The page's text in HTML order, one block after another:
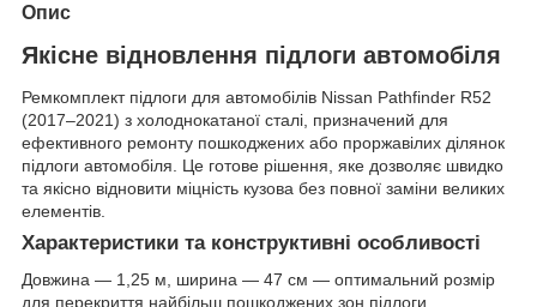
Опис
Якісне відновлення підлоги автомобіля
Ремкомплект підлоги для автомобілів Nissan Pathfinder R52
(2017–2021) з холоднокатаної сталі, призначений для
ефективного ремонту пошкоджених або проржавілих ділянок
підлоги автомобіля. Це готове рішення, яке дозволяє швидко
та якісно відновити міцність кузова без повної заміни великих
елементів.
Характеристики та конструктивні особливості
Довжина — 1,25 м, ширина — 47 см — оптимальний розмір
для перекриття найбільш пошкоджених зон підлоги